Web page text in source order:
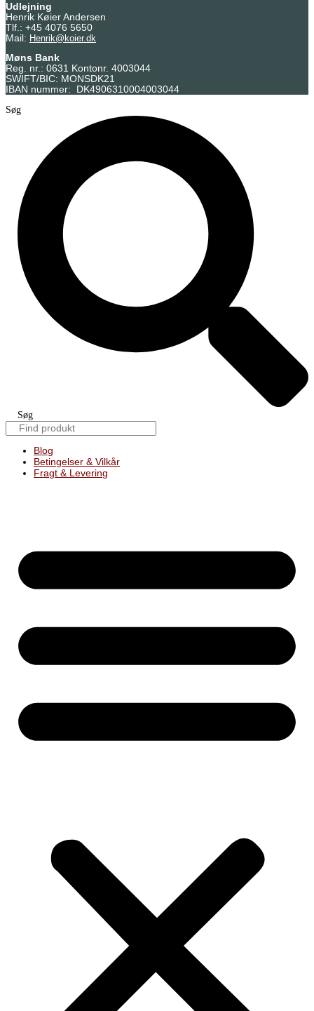
Udlejning
Henrik Køier Andersen
Tlf.: +45 4076 5650
Mail: Henrik@koier.dk
Møns Bank
Reg. nr.: 0631 Kontonr. 4003044
SWIFT/BIC: MONSDK21
IBAN nummer: DK4906310004003044
Søg
Søg
Blog
Betingelser & Vilkår
Fragt & Levering